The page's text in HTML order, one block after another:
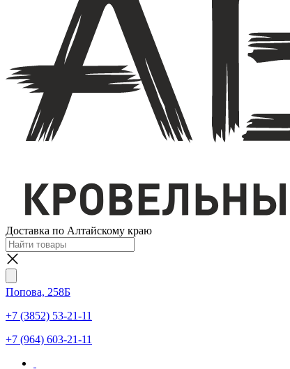
Доставка по Алтайскому краю
Попова, 258Б
+7 (3852) 53-21-11
+7 (964) 603-21-11